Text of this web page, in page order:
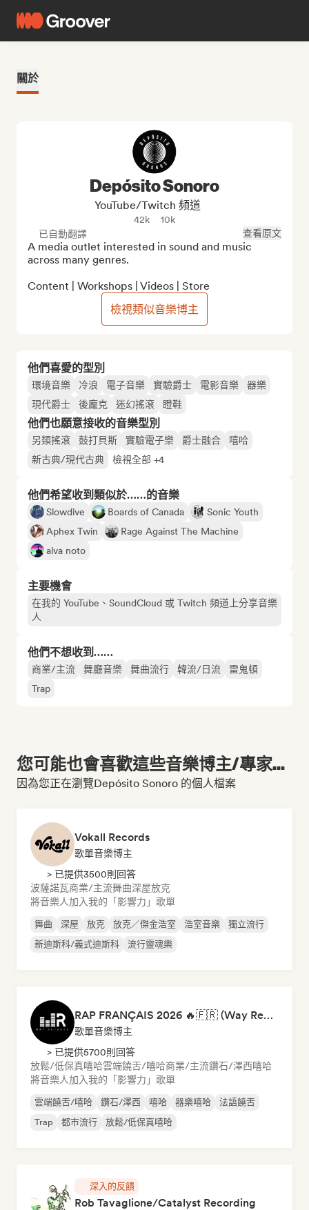
關於
他們喜愛的型別
環境音樂 冷浪 電子音樂 實驗爵士 電影音樂
器樂
現代爵士
後龐克 迷幻搖滾 瞪鞋
他們也願意接收的音樂型別
另類搖滾 鼓打貝斯 實驗電子樂 爵士融合
嘻哈
新古典/現代古典
檢視全部 +4
他們希望收到類似於……的音樂
Slowdive Boards of Canada
Sonic Youth
Aphex Twin
Rage Against The Machine
alva noto
主要機會
在我的 YouTube、SoundCloud 或 Twitch 頻道上分享音樂
人
他們不想收到……
商業/主流 舞廳音樂 舞曲流行 韓流/日流
雷鬼頓
Trap
Depósito Sonoro
YouTube/Twitch 頻道
42k
10k
已自動翻譯
查看原文
A media outlet interested in sound and music
across many genres.
Content | Workshops | Videos | Store
檢視類似音樂博主
您可能也會喜歡這些音樂博主/專家...
因為您正在瀏覽Depósito Sonoro 的個人檔案
Vokall Records
歌單音樂博主
> 已提供3500則回答
波薩諾瓦商業/主流舞曲深屋放克
將音樂人加入我的「影響力」歌單
舞曲 深屋 放克 放克／傑金浩室 浩室音樂
獨立流行
新迪斯科/義式迪斯科
流行靈魂樂
RAP FRANÇAIS 2026 🔥🇫🇷 (Way Records)
歌單音樂博主
> 已提供5700則回答
放鬆/低保真嘻哈雲端饒舌/嘻哈商業/主流鑽石/澤西嘻哈
將音樂人加入我的「影響力」歌單
雲端饒舌/嘻哈 鑽石/澤西 嘻哈 器樂嘻哈
法語饒舌
Trap
都市流行 放鬆/低保真嘻哈
深入的反饋
Rob Tavaglione/Catalyst Recording